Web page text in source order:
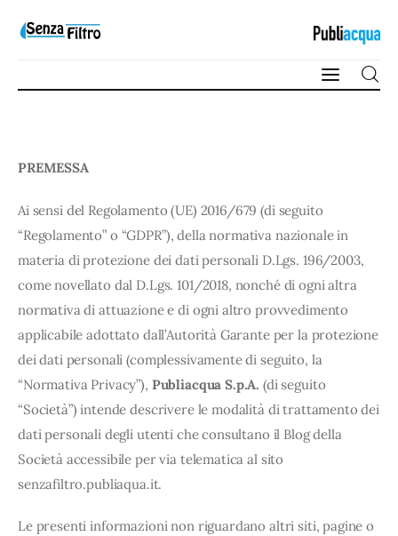
Sostenibilità
Innovazione
Sicurezza e Legalità
PREMESSA
Ai sensi del Regolamento (UE) 2016/679 (di seguito
“Regolamento” o “GDPR”), della normativa nazionale in
materia di protezione dei dati personali D.Lgs. 196/2003,
come novellato dal D.Lgs. 101/2018, nonché di ogni altra
normativa di attuazione e di ogni altro provvedimento
applicabile adottato dall’Autorità Garante per la protezione
dei dati personali (complessivamente di seguito, la
“Normativa Privacy”), Publiacqua S.p.A. (di seguito
“Società”) intende descrivere le modalità di trattamento dei
dati personali degli utenti che consultano il Blog della
Società accessibile per via telematica al sito
senzafiltro.publiaqua.it.
Le presenti informazioni non riguardano altri siti, pagine o